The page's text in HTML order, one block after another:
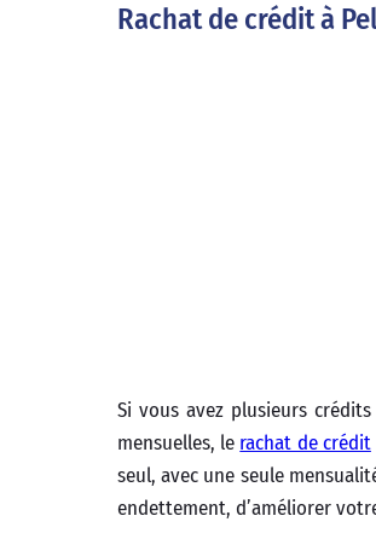
Rachat de crédit à
Si vous avez plusieurs
mensuelles, le rachat de crédit
seul, avec une seule
endettement, d’améliorer